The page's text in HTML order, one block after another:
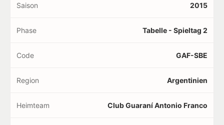
Saison 2015
Phase Tabelle - Spieltag 2
Code GAF-SBE
Region Argentinien
Heimteam Club Guaraní Antonio Franco